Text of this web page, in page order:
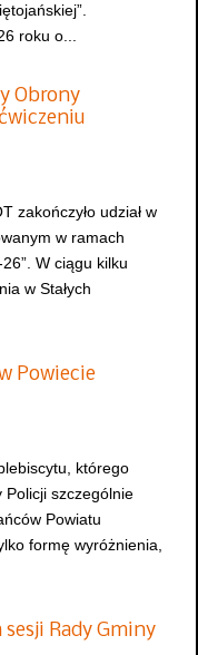
roku o...
Obrony
zakończyło udział w
w ramach
W ciągu kilku
w Stałych
Powiecie
którego
szczególnie
Powiatu
formę wyróżnienia,
sesji Rady Gminy